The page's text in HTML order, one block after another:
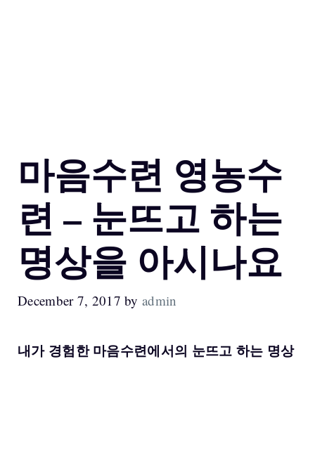
마음수련 영농수
련 – 눈뜨고 하는
명상을 아시나요
December 7, 2017 byadmin
내가 경험한 마음수련에서의 눈뜨고 하는 명상